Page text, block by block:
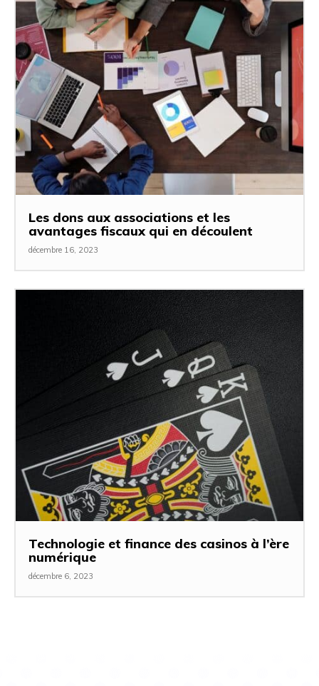
Les dons aux associations et les
avantages fiscaux qui en découlent
décembre 16, 2023
Technologie et finance des casinos à l’ère
numérique
décembre 6, 2023